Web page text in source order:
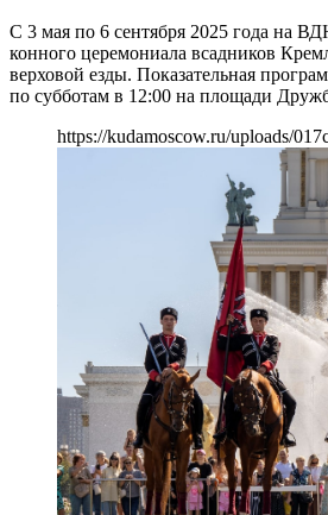
С 3 мая по 6 сентября 2025 года на
конного церемониала всадников
верховой езды. Показательная
по субботам в 12:00 на площади
https://kudamoscow.ru/uploads/